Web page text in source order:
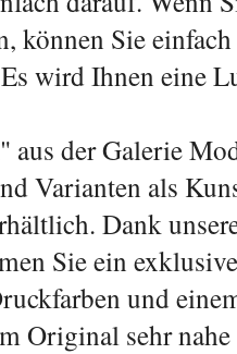
können Sie
wird Ihnen eine
der Galerie
Varianten als
Dank
Sie ein
und
Original sehr